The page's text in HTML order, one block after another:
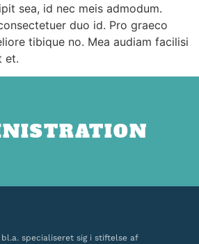
sea, id nec meis admodum.
duo id. Pro graeco
tibique no. Mea audiam facilisi
et.
specialiseret sig i stiftelse af